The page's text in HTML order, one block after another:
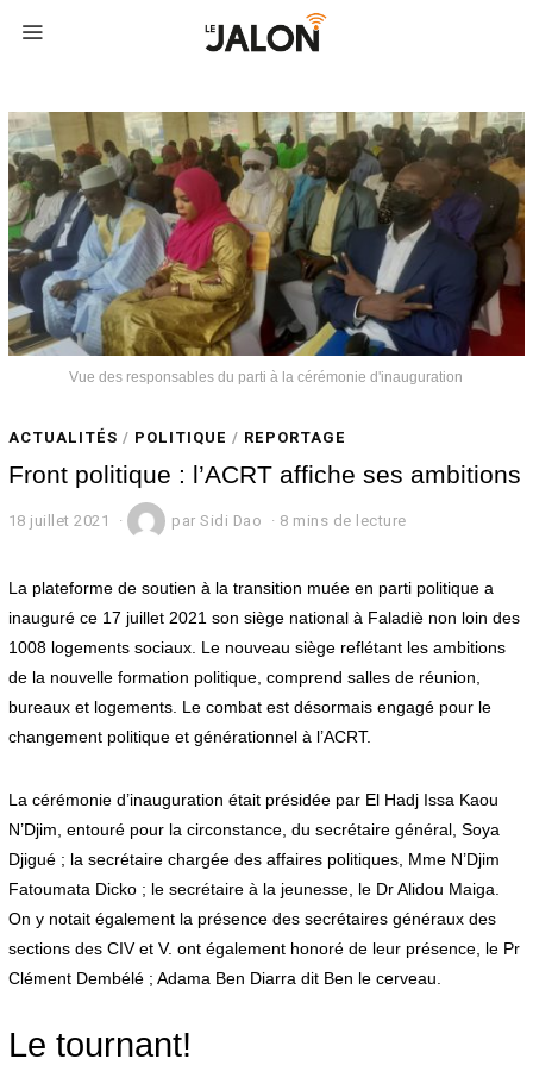
Vue des responsables du parti à la cérémonie d'inauguration
ACTUALITÉS / POLITIQUE / REPORTAGE
Front politique : l’ACRT affiche ses ambitions
18 juillet 2021
u
i
l
l
e
2
0
parSidi Dao 8 mins de lecture
La plateforme de soutien à la transition muée en parti politique a
inauguré ce 17 juillet 2021 son siège national à Faladiè non loin des
1008 logements sociaux. Le nouveau siège reflétant les ambitions
de la nouvelle formation politique, comprend salles de réunion,
bureaux et logements. Le combat est désormais engagé pour le
changement politique et générationnel à l’ACRT.
La cérémonie d’inauguration était présidée par El Hadj Issa Kaou
N’Djim, entouré pour la circonstance, du secrétaire général, Soya
Djigué ; la secrétaire chargée des affaires politiques, Mme N’Djim
Fatoumata Dicko ; le secrétaire à la jeunesse, le Dr Alidou Maiga.
On y notait également la présence des secrétaires généraux des
sections des CIV et V. ont également honoré de leur présence, le Pr
Clément Dembélé ; Adama Ben Diarra dit Ben le cerveau.
Le tournant!